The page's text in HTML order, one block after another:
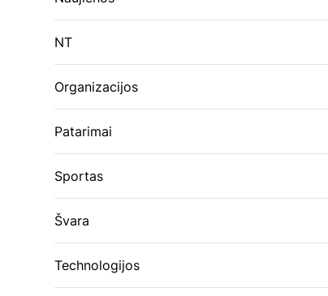
NT
Organizacijos
Patarimai
Sportas
Švara
Technologijos